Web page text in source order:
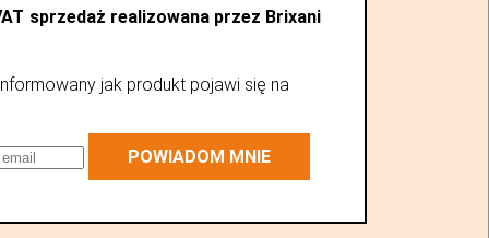
sprzedaż realizowana przez Brixani
jak produkt pojawi się na
POWIADOM MNIE